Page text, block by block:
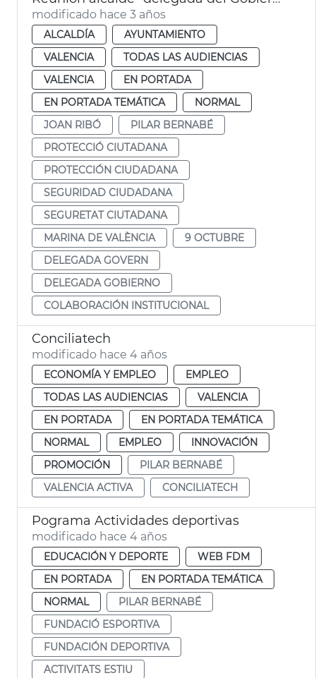
modificado hace 3 años
ALCALDÍA
AYUNTAMIENTO
VALENCIA
TODAS LAS AUDIENCIAS
VALENCIA
EN PORTADA
EN PORTADA TEMÁTICA
NORMAL
JOAN RIBÓ
PILAR BERNABÉ
PROTECCIÓ CIUTADANA
PROTECCIÓN CIUDADANA
SEGURIDAD CIUDADANA
SEGURETAT CIUTADANA
MARINA DE VALÈNCIA
9 OCTUBRE
DELEGADA GOVERN
DELEGADA GOBIERNO
COLABORACIÓN INSTITUCIONAL
Conciliatech
modificado hace 4 años
ECONOMÍA Y EMPLEO
EMPLEO
TODAS LAS AUDIENCIAS
VALENCIA
EN PORTADA
EN PORTADA TEMÁTICA
NORMAL
EMPLEO
INNOVACIÓN
PROMOCIÓN
PILAR BERNABÉ
VALENCIA ACTIVA
CONCILIATECH
Pograma Actividades deportivas
modificado hace 4 años
EDUCACIÓN Y DEPORTE
WEB FDM
EN PORTADA
EN PORTADA TEMÁTICA
NORMAL
PILAR BERNABÉ
FUNDACIÓ ESPORTIVA
FUNDACIÓN DEPORTIVA
ACTIVITATS ESTIU